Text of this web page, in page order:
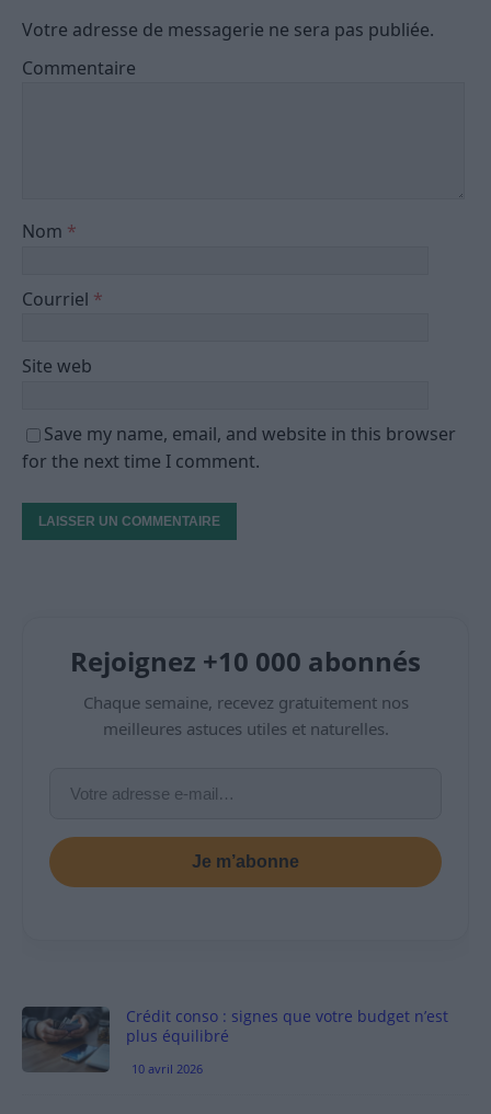
Votre adresse de messagerie ne sera pas publiée.
Commentaire
Nom *
Courriel *
Site web
Save my name, email, and website in this browser
for the next time I comment.
Rejoignez +10 000 abonnés
Chaque semaine, recevez gratuitement nos
meilleures astuces utiles et naturelles.
Je m’abonne
Crédit conso : signes que votre budget n’est
plus équilibré
10 avril 2026